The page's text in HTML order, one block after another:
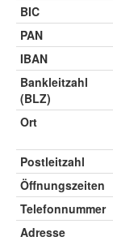
BIC
PAN
IBAN
Bankleitzahl
(BLZ)
Ort
Postleitzahl
Öffnungszeiten
Telefonnummer
Adresse